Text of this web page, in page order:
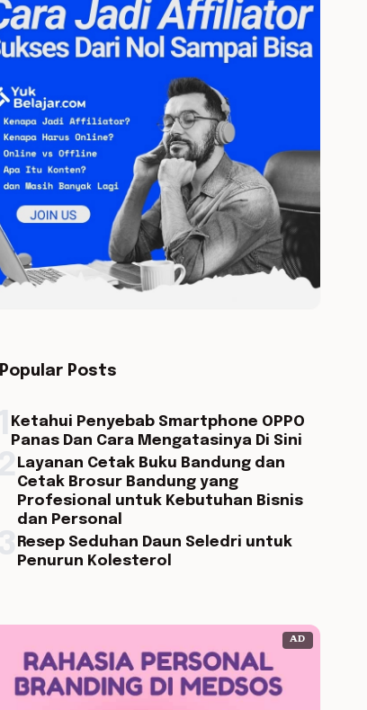
Popular Posts
Ketahui Penyebab Smartphone OPPO
Panas Dan Cara Mengatasinya Di Sini
Layanan Cetak Buku Bandung dan
Cetak Brosur Bandung yang
Profesional untuk Kebutuhan Bisnis
dan Personal
Resep Seduhan Daun Seledri untuk
Penurun Kolesterol
AD